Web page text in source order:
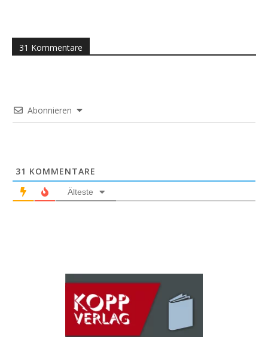
31 Kommentare
Abonnieren
31 KOMMENTARE
Älteste